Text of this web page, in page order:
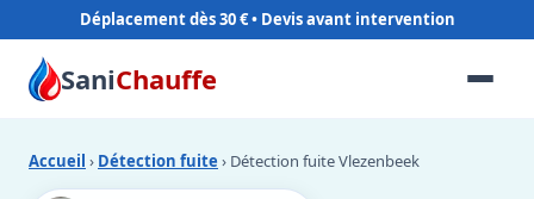
Déplacement dès 30 €
SaniChauffe
Accueil › Détection fuite › Détection fuite Vlezenbeek